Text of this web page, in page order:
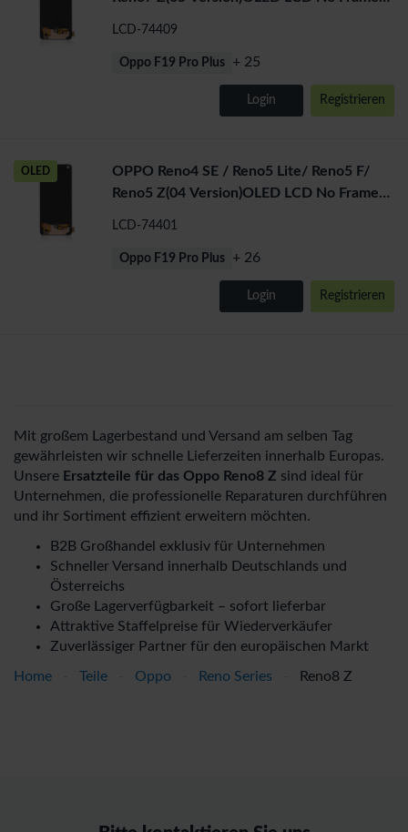
LCD-74409
Oppo F19 Pro Plus + 25
Login Registrieren
OLED
OPPO Reno4 SE / Reno5 Lite/ Reno5 F/
Reno5 Z(04 Version)OLED LCD No Frame
LCD-74401
Oppo F19 Pro Plus + 26
Login Registrieren
Mit großem Lagerbestand und Versand am selben Tag
gewährleisten wir schnelle Lieferzeiten innerhalb Europas.
Unsere Ersatzteile für das Oppo Reno8 Z sind ideal für
Unternehmen, die professionelle Reparaturen durchführen
und ihr Sortiment effizient erweitern möchten.
B2B Großhandel exklusiv für Unternehmen
Schneller Versand innerhalb Deutschlands und
Österreichs
Große Lagerverfügbarkeit – sofort lieferbar
Attraktive Staffelpreise für Wiederverkäufer
Zuverlässiger Partner für den europäischen Markt
Home Teile Oppo Reno Series Reno8 Z